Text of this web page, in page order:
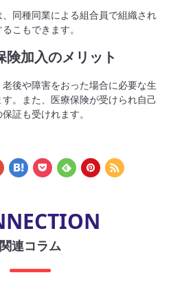
同種同業による組合員で組織され
こもできます。
険加入のメリット
後や障害をおった場合に必要な生
。また、医療保険が受けられ自己
証も受けれます。
関連コラム